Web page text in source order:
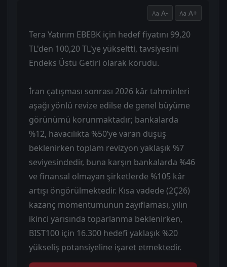
A- A+
Tera Yatırım EBEBK için hedef fiyatını 99,20
TL'den 100,20 TL'ye yükseltti, tavsiyesini
Endeks Üstü Getiri olarak korudu.
İran çatışması sonrası 2026 kâr tahminleri
aşağı yönlü revize edilse de genel büyüme
görünümü korunmaktadır; bankalarda
%12, havacılıkta %50’ye varan düşüş
beklenirken toplam revizyon yaklaşık %7
seviyesindedir, buna karşın bankalarda %46
ve finansal olmayan şirketlerde %105 kâr
artışı öngörülmektedir. Kısa vadede (2Ç26)
kazanç momentumunun zayıflaması, yılın
ikinci yarısında toparlanma beklenirken,
BIST100 için 16.300 hedefi yaklaşık %20
yükseliş potansiyeline işaret etmektedir.